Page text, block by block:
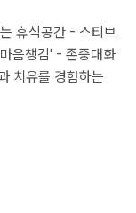
휴식공간 - 스티브
음챙김' - 존중대화
치유를 경험하는